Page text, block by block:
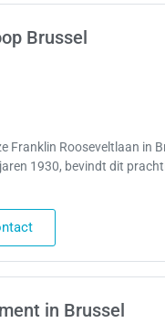
Brussel
Franklin Rooseveltlaan in
1930, bevindt dit
in Brussel